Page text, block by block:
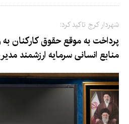
شهردار کرج تاکید کرد:
پرداخت به موقع حقوق کارکنان
منابع انسانی سرمایه ارزشمند